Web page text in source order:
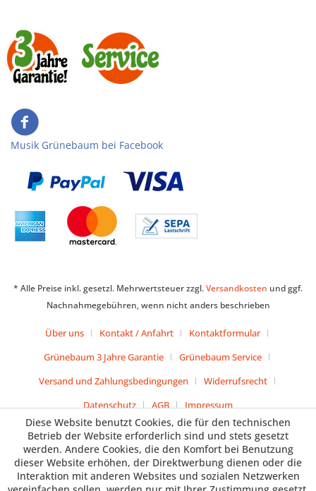
Musik Grünebaum bei Facebook
* Alle Preise inkl. gesetzl. Mehrwertsteuer zzgl.Versandkosten und ggf.
Nachnahmegebühren, wenn nicht anders beschrieben
Über uns Kontakt / Anfahrt
Kontaktformular
Grünebaum 3 Jahre Garantie
Grünebaum Service
Versand und Zahlungsbedingungen
Widerrufsrecht
Datenschutz
AGB Impressum
Diese Website benutzt Cookies, die für den technischen
Betrieb der Website erforderlich sind und stets gesetzt
werden. Andere Cookies, die den Komfort bei Benutzung
dieser Website erhöhen, der Direktwerbung dienen oder die
Interaktion mit anderen Websites und sozialen Netzwerken